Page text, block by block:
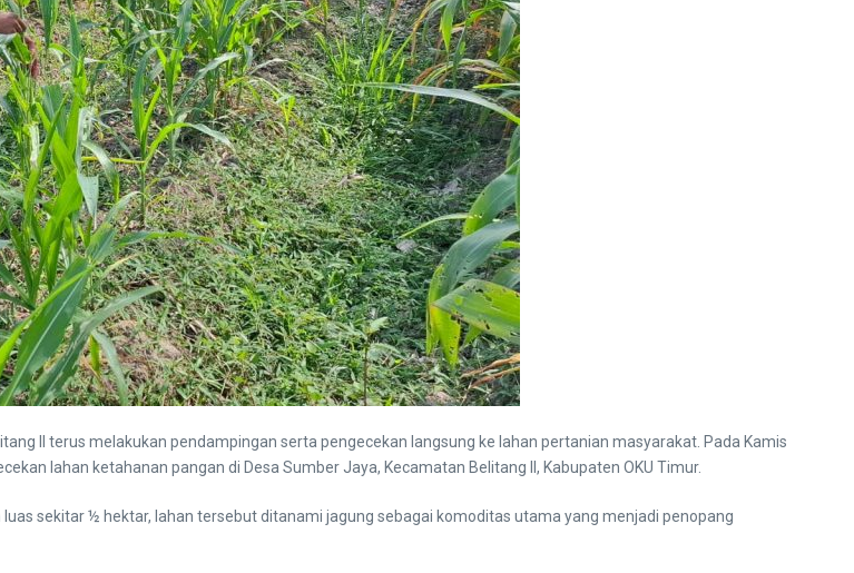
II terus melakukan pendampingan serta pengecekan langsung ke lahan pertanian masyarakat. Pada Kamis
lahan ketahanan pangan di Desa Sumber Jaya, Kecamatan Belitang II, Kabupaten OKU Timur.
sekitar ½ hektar, lahan tersebut ditanami jagung sebagai komoditas utama yang menjadi penopang